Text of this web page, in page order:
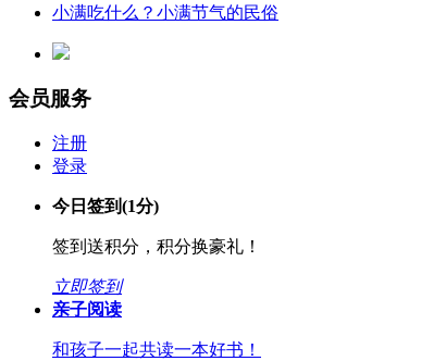
小满吃什么？小满节气的民俗
会员服务
注册
登录
今日签到(1分)
签到送积分，积分换豪礼！
立即签到
亲子阅读
和孩子一起共读一本好书！